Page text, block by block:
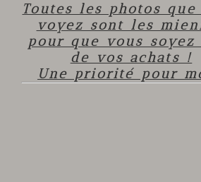
Toutes les photos que
voyez sont les
pour que vous soyez
de vos achats !
Une priorité pour